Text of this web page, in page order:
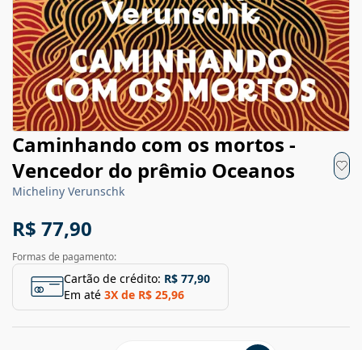
Caminhando com os mortos -
Vencedor do prêmio Oceanos
Micheliny Verunschk
R$ 77,90
Formas de pagamento:
Cartão de crédito: R$ 77,90
Em até 3X de R$ 25,96